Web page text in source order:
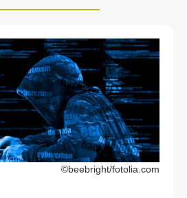
©beebright/fotolia.com